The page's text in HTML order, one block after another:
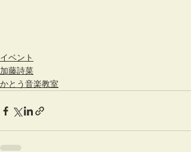
イベント
加藤詩菜
かとう音楽教室